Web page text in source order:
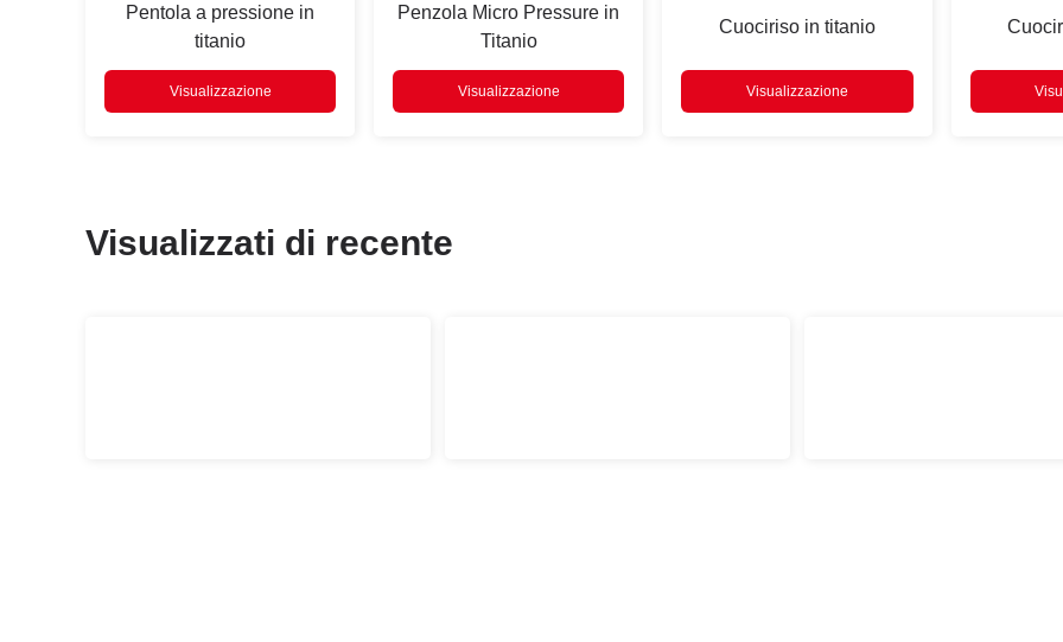
Pentola a pressione in
titanio
Visualizzazione
Penzola Micro Pressure in
Titanio
Visualizzazione
Cuociriso in titanio
Visualizzazione
Visualizzati di recente